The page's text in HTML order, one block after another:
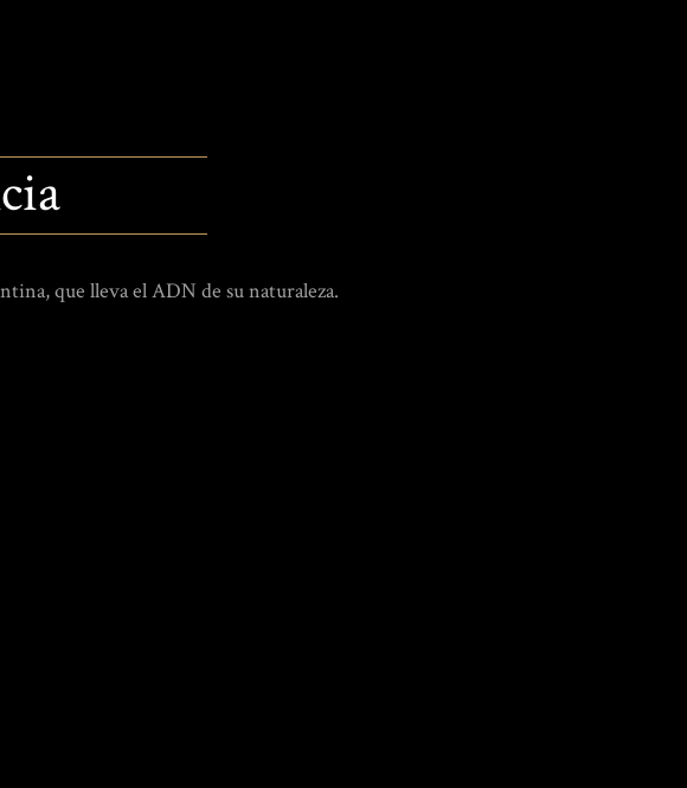
que lleva el ADN de su naturaleza.